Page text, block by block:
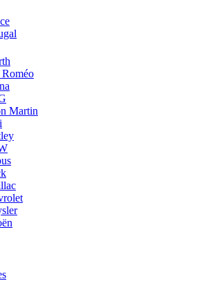
Martin